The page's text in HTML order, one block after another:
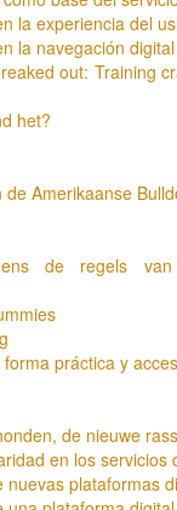
la experiencia del
la navegación digital
out: Training
het?
Amerikaanse
de regels
práctica y
de nieuwe
en los servicios
nuevas plataformas